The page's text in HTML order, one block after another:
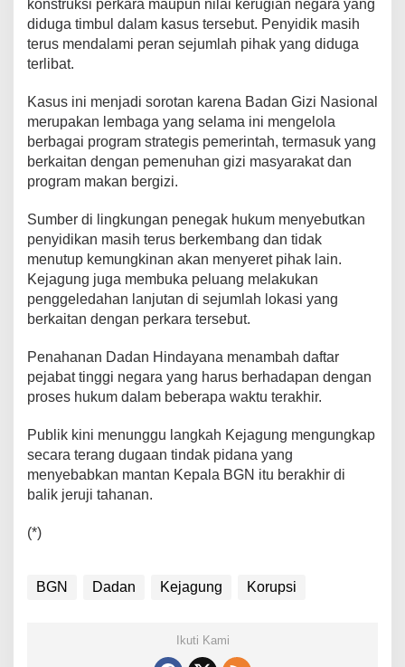
a
l
I
i
g
e
l
d
a
h
konstruksi perkara maupun nilai kerugian negara yang
diduga timbul dalam kasus tersebut. Penyidik masih
terus mendalami peran sejumlah pihak yang diduga
terlibat.
Kasus ini menjadi sorotan karena Badan Gizi Nasional
merupakan lembaga yang selama ini mengelola
berbagai program strategis pemerintah, termasuk yang
berkaitan dengan pemenuhan gizi masyarakat dan
program makan bergizi.
Sumber di lingkungan penegak hukum menyebutkan
penyidikan masih terus berkembang dan tidak
menutup kemungkinan akan menyeret pihak lain.
Kejagung juga membuka peluang melakukan
penggeledahan lanjutan di sejumlah lokasi yang
berkaitan dengan perkara tersebut.
Penahanan Dadan Hindayana menambah daftar
pejabat tinggi negara yang harus berhadapan dengan
proses hukum dalam beberapa waktu terakhir.
Publik kini menunggu langkah Kejagung mengungkap
secara terang dugaan tindak pidana yang
menyebabkan mantan Kepala BGN itu berakhir di
balik jeruji tahanan.
(*)
BGN Dadan Kejagung Korupsi
Ikuti Kami